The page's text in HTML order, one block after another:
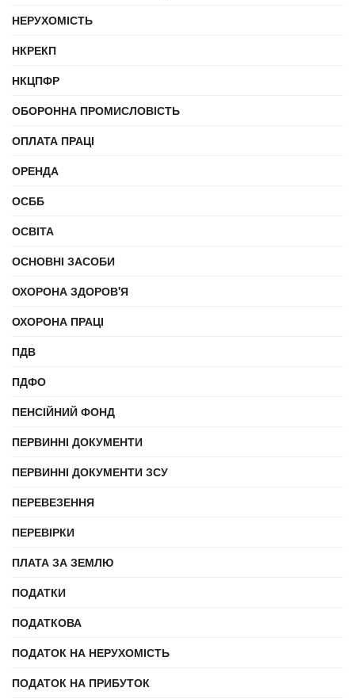
НЕРУХОМІСТЬ
НКРЕКП
НКЦПФР
ОБОРОННА ПРОМИСЛОВІСТЬ
ОПЛАТА ПРАЦІ
ОРЕНДА
ОСББ
ОСВІТА
ОСНОВНІ ЗАСОБИ
ОХОРОНА ЗДОРОВ'Я
ОХОРОНА ПРАЦІ
ПДВ
ПДФО
ПЕНСІЙНИЙ ФОНД
ПЕРВИННІ ДОКУМЕНТИ
ПЕРВИННІ ДОКУМЕНТИ ЗСУ
ПЕРЕВЕЗЕННЯ
ПЕРЕВІРКИ
ПЛАТА ЗА ЗЕМЛЮ
ПОДАТКИ
ПОДАТКОВА
ПОДАТОК НА НЕРУХОМІСТЬ
ПОДАТОК НА ПРИБУТОК